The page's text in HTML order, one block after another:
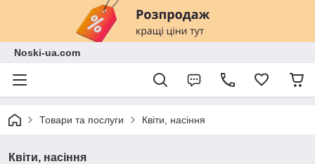
Noski-ua.com
Товари та послуги Квіти, насіння
Квіти, насіння